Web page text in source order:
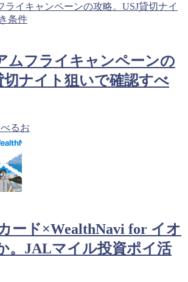
ムフライキャンペーンの
切ナイト狙いで確認すべ
るお
ード×WealthNavi for イオ
。JALマイル投資ポイ活